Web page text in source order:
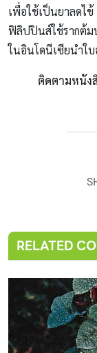
เพื่อใช้เป็นยาลดไ
ฟิลิปปินส์ใช้รากต้ม
ในอินโดนีเซียนำใ
ติดตามหนัง
RELATED